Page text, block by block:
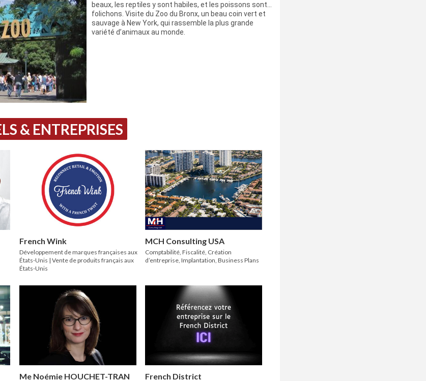
beaux, les reptiles y sont habiles, et les poissons sont…
folichons. Visite du Zoo du Bronx, un beau coin vert et
sauvage à New York, qui rassemble la plus grande
variété d’animaux au monde.
& ENTREPRISES
French Wink
Développement de marques françaises aux
États-Unis | Vente de produits français aux
États-Unis
MCH Consulting USA
Comptabilité, Fiscalité, Création
d’entreprise, Implantation, Business Plans
Me Noémie HOUCHET-TRAN
French District